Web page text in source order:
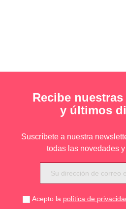
Recibe
y últimos
Suscríbete a nuestra
todas las novedades
Acepto la política de